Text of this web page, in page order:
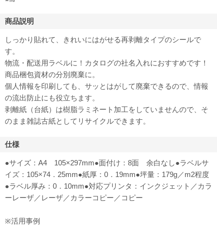
商品説明
しっかり貼れて、きれいにはがせる再剥離タイプのシールで
す。
物流・配送用ラベルに！カタログの社名入れにおすすめです！
商品梱包資材の分別廃棄に。
個人情報を印刷しても、サッとはがして廃棄できるので、情報
の流出防止にも役立ちます。
剥離紙（台紙）は樹脂ラミネート加工をしていませんので、そ
のまま雑誌古紙としてリサイクルできます。
仕様
●サイズ：A4 105×297mm●面付け：8面 余白なし●ラベルサ
イズ：105×74．25mm●紙厚：0．19mm●坪量：179g／m2程度
●ラベル厚み：0．10mm●対応プリンタ：インクジェット／カラ
ーレーザ／レーザ／カラーコピー／コピー
※活用事例